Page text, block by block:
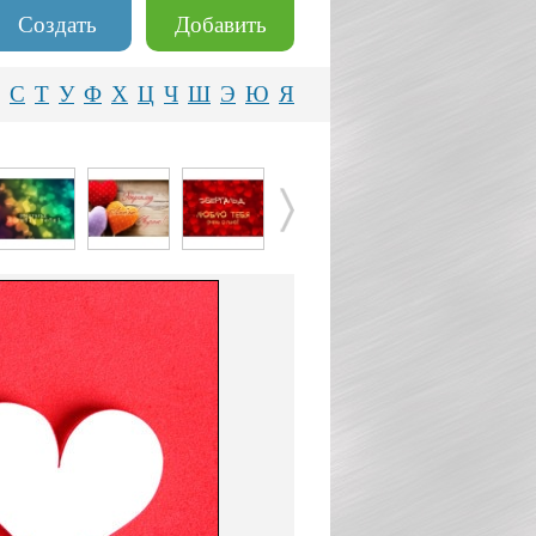
Добавить
Создать
С Т У Ф Х Ц Ч Ш Э Ю Я